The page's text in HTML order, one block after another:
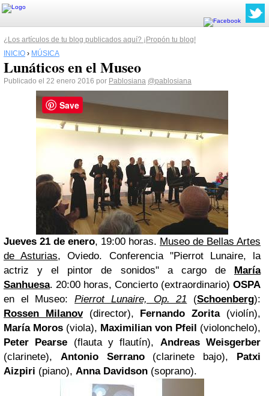
¿Los artículos de tu blog publicados aquí? ¡Propón tu blog!
INICIO › MÚSICA
Lunáticos en el Museo
Publicado el 22 enero 2016 por Pablosiana @pablosiana
Jueves 21 de enero, 19:00 horas. Museo de Bellas Artes
de Asturias, Oviedo. Conferencia "Pierrot Lunaire, la
actriz y el pintor de sonidos" a cargo de María
Sanhuesa. 20:00 horas, Concierto (extraordinario) OSPA
en el Museo:Pierrot Lunaire, Op. 21 (Schoenberg):
Rossen Milanov(director), Fernando Zorita(violín),
María Moros (viola), Maximilian von Pfeil (violonchelo),
Peter Pearse (flauta y flautín), Andreas Weisgerber
(clarinete), Antonio Serrano(clarinete bajo), Patxi
Aizpiri (piano), Anna Davidson (soprano).
Save